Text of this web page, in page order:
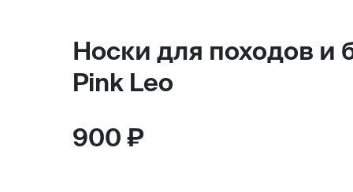
Носки для походов и
Pink Leo
900 ₽